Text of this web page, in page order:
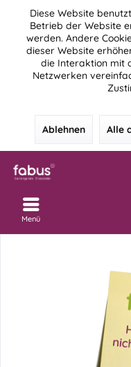
Diese Website
Betrieb der Website
werden. Andere
dieser Website
die Interaktion mit
Netzwerken
Ablehnen Alle
Menü